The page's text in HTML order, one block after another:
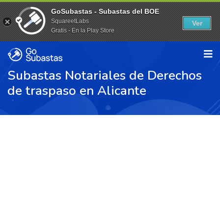
Subastas Notariales de Derechos
de traspaso en Alicante
GoSubastas - Subastas del BOE
SquareetLabs
Gratis - En la Play Store
Ver